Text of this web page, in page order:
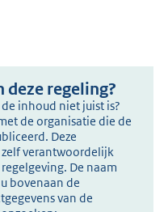
deze regeling?
inhoud niet juist is?
de organisatie die de
Deze
verantwoordelijk
De naam
bovenaan de
van de